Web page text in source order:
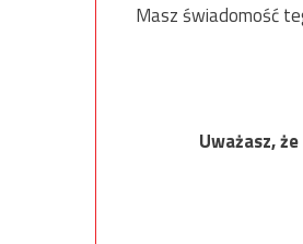
Masz świadomość
Uważasz,